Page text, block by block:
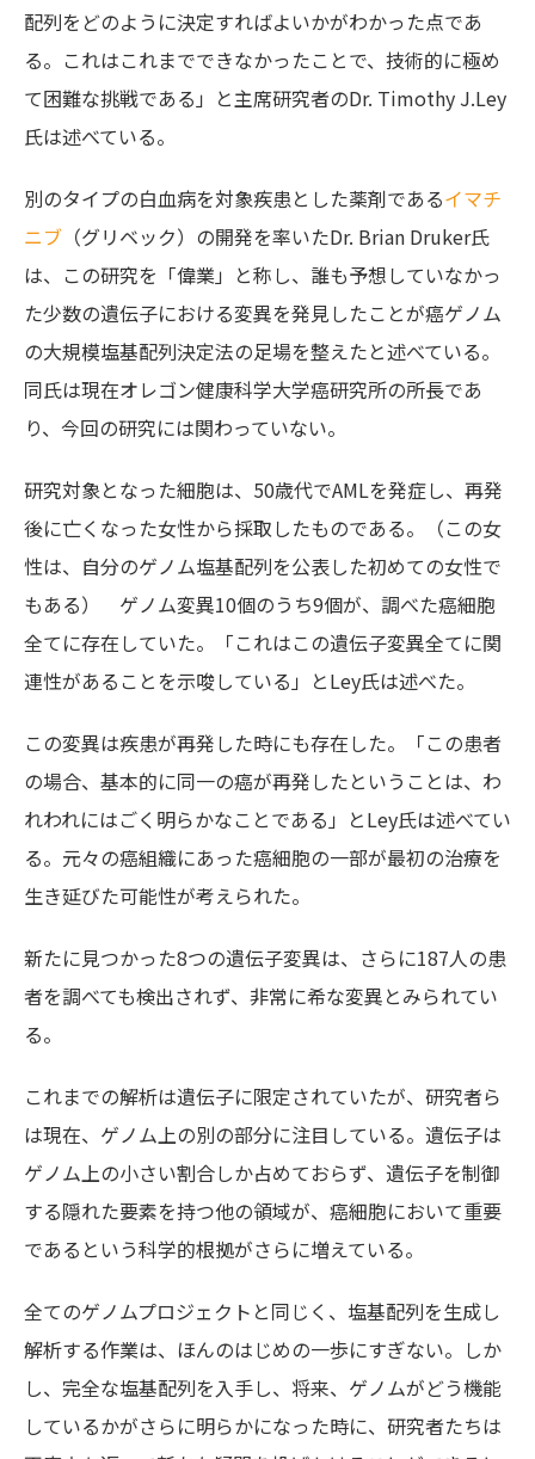
配列をどのように決定すればよいかがわかった点であ
る。これはこれまでできなかったことで、技術的に極め
て困難な挑戦である」と主席研究者のDr. Timothy J.Ley
氏は述べている。
別のタイプの白血病を対象疾患とした薬剤であるイマチ
ニブ （グリベック）の開発を率いたDr. Brian Druker氏
は、この研究を「偉業」と称し、誰も予想していなかっ
た少数の遺伝子における変異を発見したことが癌ゲノム
の大規模塩基配列決定法の足場を整えたと述べている。
同氏は現在オレゴン健康科学大学癌研究所の所長であ
り、今回の研究には関わっていない。
研究対象となった細胞は、50歳代でAMLを発症し、再発
後に亡くなった女性から採取したものである。（この女
性は、自分のゲノム塩基配列を公表した初めての女性で
もある） ゲノム変異10個のうち9個が、調べた癌細胞
全てに存在していた。「これはこの遺伝子変異全てに関
連性があることを示唆している」とLey氏は述べた。
この変異は疾患が再発した時にも存在した。「この患者
の場合、基本的に同一の癌が再発したということは、わ
れわれにはごく明らかなことである」とLey氏は述べてい
る。元々の癌組織にあった癌細胞の一部が最初の治療を
生き延びた可能性が考えられた。
新たに見つかった8つの遺伝子変異は、さらに187人の患
者を調べても検出されず、非常に希な変異とみられてい
る。
これまでの解析は遺伝子に限定されていたが、研究者ら
は現在、ゲノム上の別の部分に注目している。遺伝子は
ゲノム上の小さい割合しか占めておらず、遺伝子を制御
する隠れた要素を持つ他の領域が、癌細胞において重要
であるという科学的根拠がさらに増えている。
全てのゲノムプロジェクトと同じく、塩基配列を生成し
解析する作業は、ほんのはじめの一歩にすぎない。しか
し、完全な塩基配列を入手し、将来、ゲノムがどう機能
しているかがさらに明らかになった時に、研究者たちは